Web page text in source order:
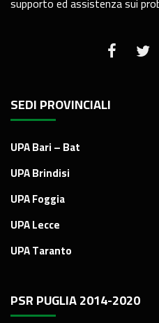
SEDI PROVINCIALI
UPA Bari – Bat
UPA Brindisi
UPA Foggia
UPA Lecce
UPA Taranto
PSR PUGLIA 2014-2020